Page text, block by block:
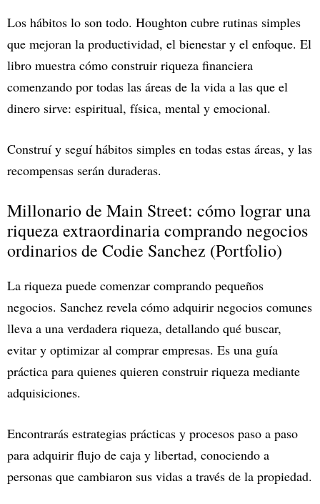
Los hábitos lo son todo. Houghton cubre rutinas simples
que mejoran la productividad, el bienestar y el enfoque. El
libro muestra cómo construir riqueza financiera
comenzando por todas las áreas de la vida a las que el
dinero sirve: espiritual, física, mental y emocional.
Construí y seguí hábitos simples en todas estas áreas, y las
recompensas serán duraderas.
Millonario de Main Street: cómo lograr una
riqueza extraordinaria comprando negocios
ordinarios de Codie Sanchez (Portfolio)
La riqueza puede comenzar comprando pequeños
negocios. Sanchez revela cómo adquirir negocios comunes
lleva a una verdadera riqueza, detallando qué buscar,
evitar y optimizar al comprar empresas. Es una guía
práctica para quienes quieren construir riqueza mediante
adquisiciones.
Encontrarás estrategias prácticas y procesos paso a paso
para adquirir flujo de caja y libertad, conociendo a
personas que cambiaron sus vidas a través de la propiedad.